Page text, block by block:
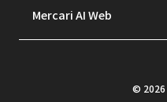
Mercari AI Web
© 2026